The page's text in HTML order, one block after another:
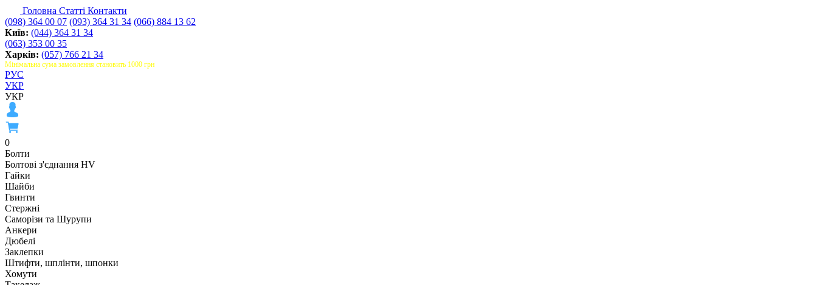
Головна Статті Контакти
(098) 364 00 07 (093) 364 31 34 (066) 884 13 62
Київ: (044) 364 31 34
(063) 353 00 35
Харків: (057) 766 21 34
Мінімальна сума замовлення становить 1000 грн
РУС
УКР
УКР
0
Болти
Болтові з'єднання HV
Гайки
Шайби
Гвинти
Стержні
Саморізи та Шурупи
Анкери
Дюбелі
Заклепки
Штифти, шплінти, шпонки
Хомути